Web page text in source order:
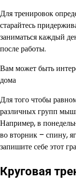
Для тренировок
старайтесь
заниматься каждый
после работы.
Вам может быть
дома
Для того чтобы
различных групп
Например, в
во вторник – спину,
запишите себе этот
Круговая